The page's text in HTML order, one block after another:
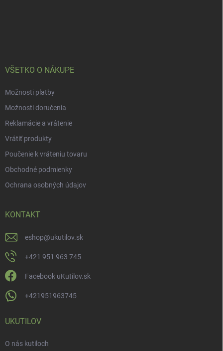
VŠETKO O NÁKUPE
Možnosti platby
Možnosti doručenia
Reklamácie a vrátenie
Vrátiť produkty
Poučenie k vráteniu tovaru
Obchodné podmienky
Ochrana osobných údajov
KONTAKT
eshop@ukutilov.sk
+421 951 963 745
Facebook uKutilov.sk
+421951963745
UKUTILOV
O nás kutiloch